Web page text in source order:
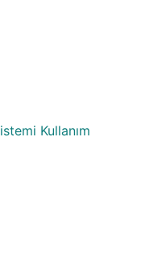
Kullanım